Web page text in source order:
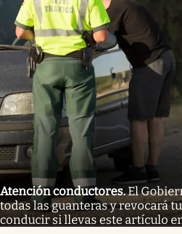
Atención conductores.El
todas las guanteras y revocará
conducir si llevas este artículo